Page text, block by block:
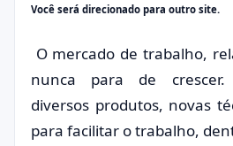
Você será direcionado para outro site.
O mercado de trabalho,
nunca para de crescer.
diversos produtos, novas
para facilitar o trabalho,